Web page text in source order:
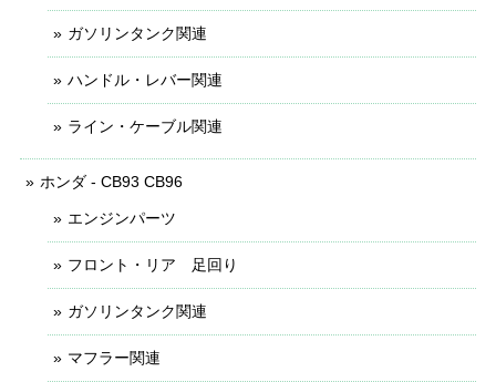
ガソリンタンク関連
ハンドル・レバー関連
ライン・ケーブル関連
ホンダ - CB93 CB96
エンジンパーツ
フロント・リア 足回り
ガソリンタンク関連
マフラー関連